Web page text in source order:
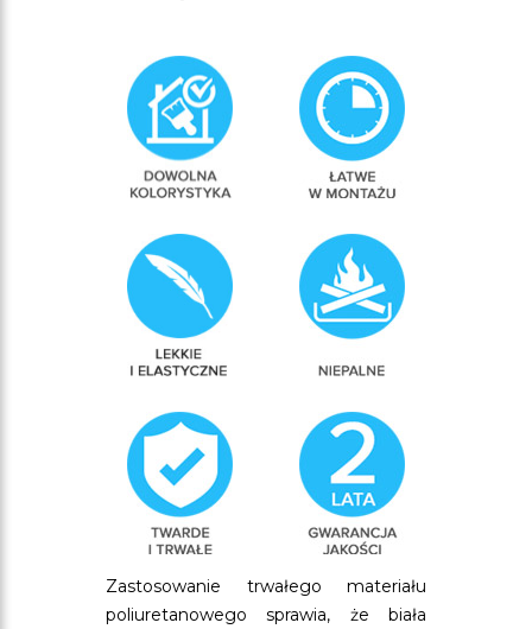
Zastosowanie trwałego materiału
poliuretanowego sprawia, że biała